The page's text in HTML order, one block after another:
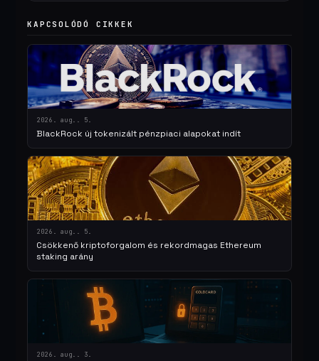
KAPCSOLÓDÓ CIKKEK
2026. aug.. 5.
BlackRock új tokenizált pénzpiaci alapokat indít
2026. aug.. 5.
Csökkenő kriptoforgalom és rekordmagas Ethereum
staking arány
2026. aug.. 3.